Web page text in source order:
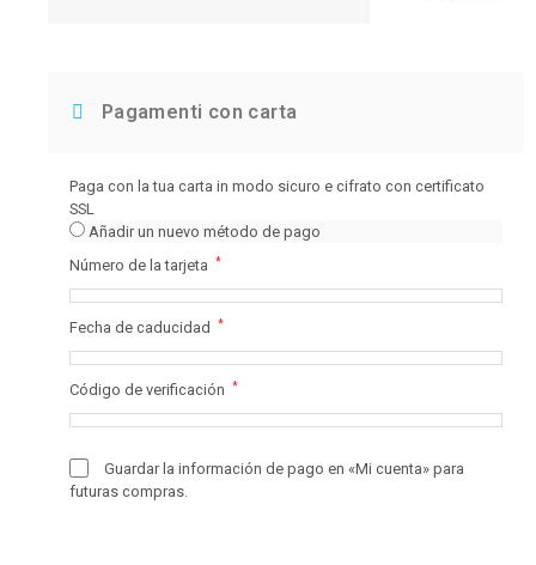
Pagamenti con carta
Paga con la tua carta in modo sicuro e cifrato con certificato
SSL
Añadir un nuevo método de pago
Número de la tarjeta
*
Fecha de caducidad *
Código de verificación *
Guardar la información de pago en «Mi cuenta» para
futuras compras.